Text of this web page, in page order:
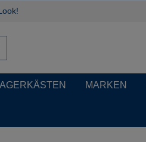
MARKEN